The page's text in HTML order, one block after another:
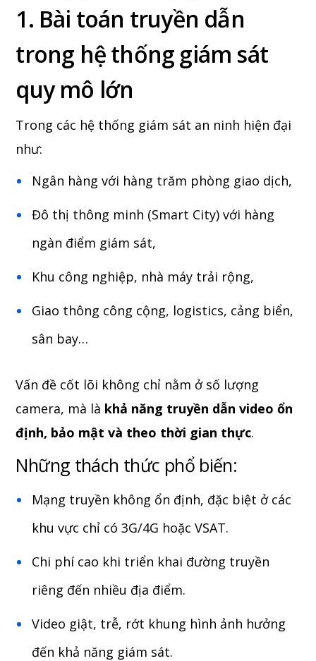
1. Bài toán truyền dẫn
trong hệ thống giám sát
quy mô lớn
Trong các hệ thống giám sát an ninh hiện đại
như:
Ngân hàng với hàng trăm phòng giao dịch,
Đô thị thông minh (Smart City) với hàng
ngàn điểm giám sát,
Khu công nghiệp, nhà máy trải rộng,
Giao thông công cộng, logistics, cảng biển,
sân bay…
Vấn đề cốt lõi không chỉ nằm ở số lượng
camera, mà là khả năng truyền dẫn video ổn
định, bảo mật và theo thời gian thực.
Những thách thức phổ biến:
Mạng truyền không ổn định, đặc biệt ở các
khu vực chỉ có 3G/4G hoặc VSAT.
Chi phí cao khi triển khai đường truyền
riêng đến nhiều địa điểm.
Video giật, trễ, rớt khung hình ảnh hưởng
đến khả năng giám sát.